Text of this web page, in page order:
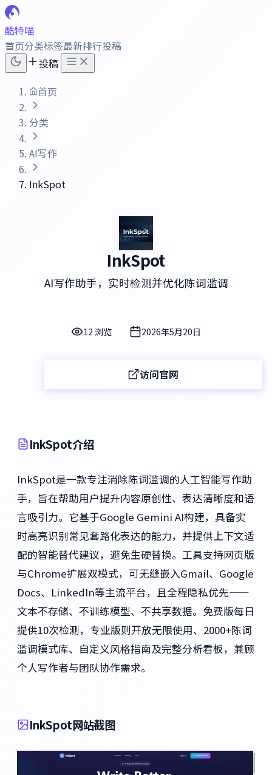
酷特喵
首页分类标签最新排行投稿
投稿
首页
分类
AI写作
InkSpot
InkSpot
AI写作助手，实时检测并优化陈词滥调
12 浏览 2026年5月20日
访问官网
InkSpot介绍
InkSpot是一款专注消除陈词滥调的人工智能写作助
手，旨在帮助用户提升内容原创性、表达清晰度和语
言吸引力。它基于Google Gemini AI构建，具备实
时高亮识别常见套路化表达的能力，并提供上下文适
配的智能替代建议，避免生硬替换。工具支持网页版
与Chrome扩展双模式，可无缝嵌入Gmail、Google
Docs、LinkedIn等主流平台，且全程隐私优先——
文本不存储、不训练模型、不共享数据。免费版每日
提供10次检测，专业版则开放无限使用、2000+陈词
滥调模式库、自定义风格指南及完整分析看板，兼顾
个人写作者与团队协作需求。
InkSpot网站截图